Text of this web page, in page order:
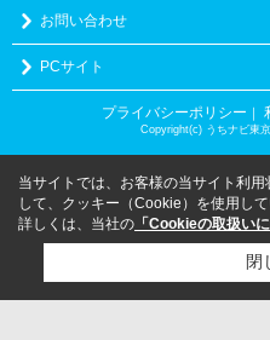
お問い合わせ
PCサイト
プライバシーポリシー ｜
Copyright(c) うちナビ東
当サイトでは、お客様の当サイト利
して、クッキー（Cookie）を使用して
詳しくは、当社の 「Cookieの取扱い
閉